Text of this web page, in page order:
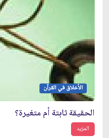
الأخلاق في القرآن
الحقيقة ثابتة أم متغيرة؟
المزيد